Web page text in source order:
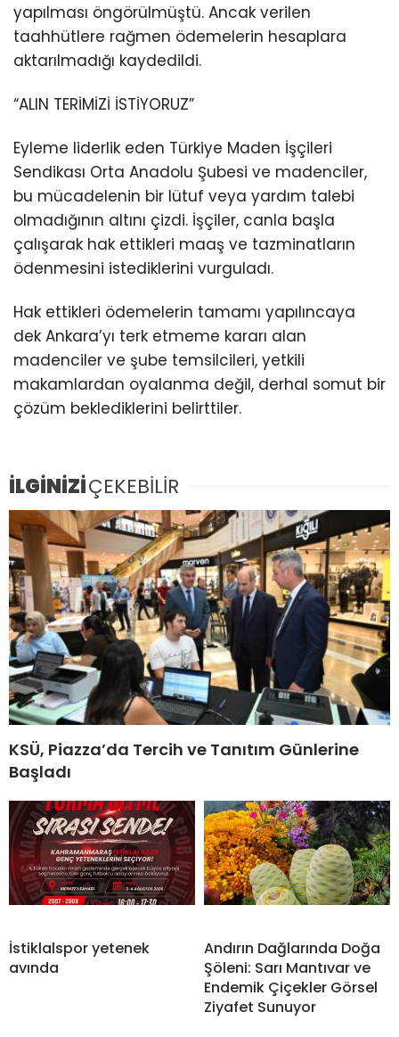
yapılması öngörülmüştü. Ancak verilen
taahhütlere rağmen ödemelerin hesaplara
aktarılmadığı kaydedildi.
“ALIN TERİMİZİ İSTİYORUZ”
Eyleme liderlik eden Türkiye Maden İşçileri
Sendikası Orta Anadolu Şubesi ve madenciler,
bu mücadelenin bir lütuf veya yardım talebi
olmadığının altını çizdi. İşçiler, canla başla
çalışarak hak ettikleri maaş ve tazminatların
ödenmesini istediklerini vurguladı.
Hak ettikleri ödemelerin tamamı yapılıncaya
dek Ankara’yı terk etmeme kararı alan
madenciler ve şube temsilcileri, yetkili
makamlardan oyalanma değil, derhal somut bir
çözüm beklediklerini belirttiler.
İLGİNİZİÇEKEBİLİR
KSÜ, Piazza’da Tercih ve Tanıtım Günlerine
Başladı
İstiklalspor yetenek
avında
Andırın Dağlarında Doğa
Şöleni: Sarı Mantıvar ve
Endemik Çiçekler Görsel
Ziyafet Sunuyor